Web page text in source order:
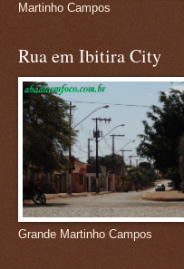
Martinho Campos
Rua em Ibitira City
Grande Martinho Campos